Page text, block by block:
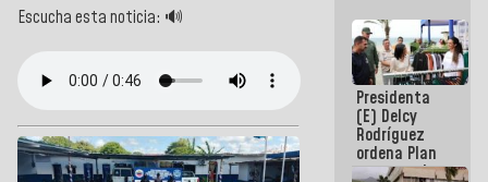
Escucha esta noticia: 🔊
Presidenta
(E) Delcy
Rodríguez
ordena Plan
maestro de